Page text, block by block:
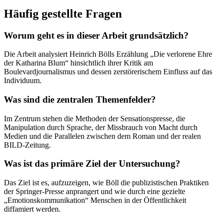
Häufig gestellte Fragen
Worum geht es in dieser Arbeit grundsätzlich?
Die Arbeit analysiert Heinrich Bölls Erzählung „Die verlorene Ehre
der Katharina Blum“ hinsichtlich ihrer Kritik am
Boulevardjournalismus und dessen zerstörerischem Einfluss auf das
Individuum.
Was sind die zentralen Themenfelder?
Im Zentrum stehen die Methoden der Sensationspresse, die
Manipulation durch Sprache, der Missbrauch von Macht durch
Medien und die Parallelen zwischen dem Roman und der realen
BILD-Zeitung.
Was ist das primäre Ziel der Untersuchung?
Das Ziel ist es, aufzuzeigen, wie Böll die publizistischen Praktiken
der Springer-Presse anprangert und wie durch eine gezielte
„Emotionskommunikation“ Menschen in der Öffentlichkeit
diffamiert werden.